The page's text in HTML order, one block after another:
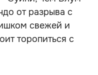
от разрыва с
свежей и
торопиться с